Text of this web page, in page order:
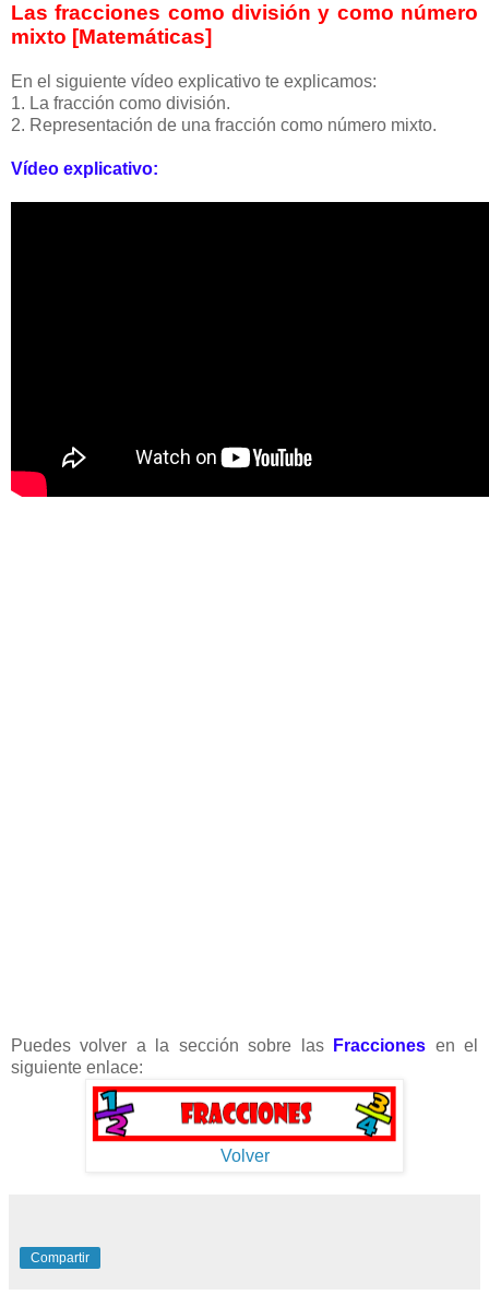
Las fracciones como división y como número
mixto [Matemáticas]
En el siguiente vídeo explicativo te explicamos:
1. La fracción como división.
2. Representación de una fracción como número mixto.
Vídeo explicativo:
Puedes volver a la sección sobre las Fracciones en el
siguiente enlace:
Volver
Compartir